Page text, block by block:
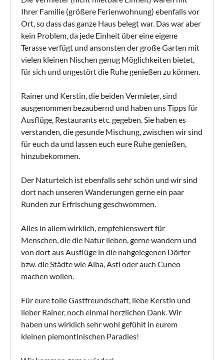
Ihrer Familie (größere Ferienwohnung) ebenfalls vor
Ort, so dass das ganze Haus belegt war. Das war aber
kein Problem, da jede Einheit über eine eigene
Terasse verfügt und ansonsten der große Garten mit
vielen kleinen Nischen genug Möglichkeiten bietet,
für sich und ungestört die Ruhe genießen zu können.
Rainer und Kerstin, die beiden Vermieter, sind
ausgenommen bezaubernd und haben uns Tipps für
Ausflüge, Restaurants etc. gegeben. Sie haben es
verstanden, die gesunde Mischung, zwischen wir sind
für euch da und lassen euch eure Ruhe genießen,
hinzubekommen.
Der Naturteich ist ebenfalls sehr schön und wir sind
dort nach unseren Wanderungen gerne ein paar
Runden zur Erfrischung geschwommen.
Alles in allem wirklich, empfehlenswert für
Menschen, die die Natur lieben, gerne wandern und
von dort aus Ausflüge in die nahgelegenen Dörfer
bzw. die Städte wie Alba, Asti oder auch Cuneo
machen wollen.
Für eure tolle Gastfreundschaft, liebe Kerstin und
lieber Rainer, noch einmal herzlichen Dank. Wir
haben uns wirklich sehr wohl gefühlt in eurem
kleinen piemontinischen Paradies!